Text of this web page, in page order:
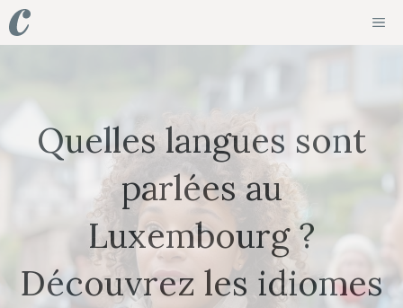
Aller
au
Quelles langues sont
parlées au
Luxembourg ?
Découvrez les idiomes